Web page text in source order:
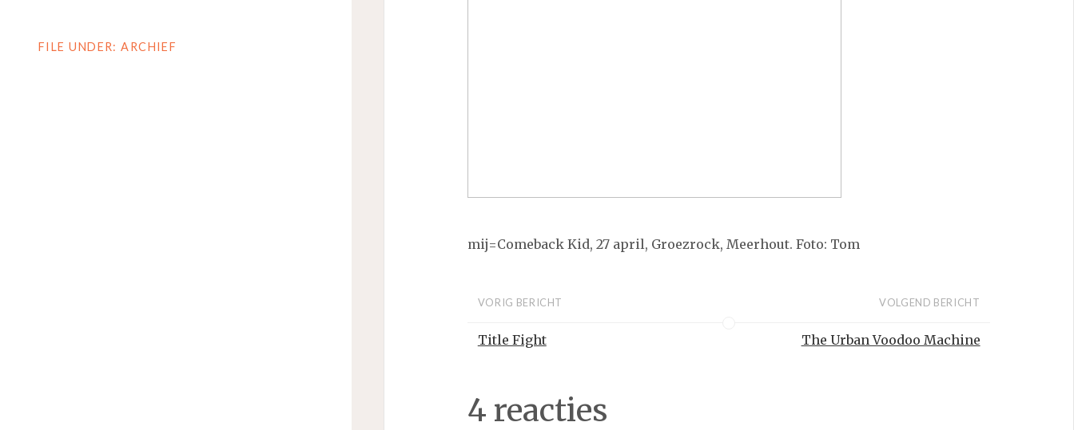
FILE UNDER: ARCHIEF
mij=Comeback Kid, 27 april, Groezrock, Meerhout. Foto: Tom
VORIG BERICHT
Title Fight
VOLGEND BERICHT
The Urban Voodoo Machine
4 reacties